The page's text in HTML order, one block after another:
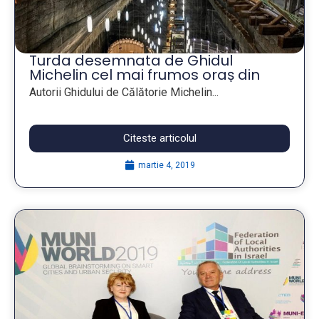
Turda desemnata de Ghidul
Michelin cel mai frumos oraș din
România
Autorii Ghidului de Călătorie Michelin...
Citeste articolul
martie 4, 2019